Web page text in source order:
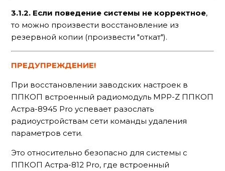
3.1.2. Если поведение системы не корректное,
то можно произвести восстановление из
резервной копии (произвести "откат").
ПРЕДУПРЕЖДЕНИЕ!
При восстановлении заводских настроек в
ППКОП встроенный радиомодуль МРР-Z ППКОП
Астра-8945 Pro успевает разослать
радиоустройствам сети команды удаления
параметров сети.
Это относительно безопасно для системы с
ППКОП Астра-812 Pro, где встроенный